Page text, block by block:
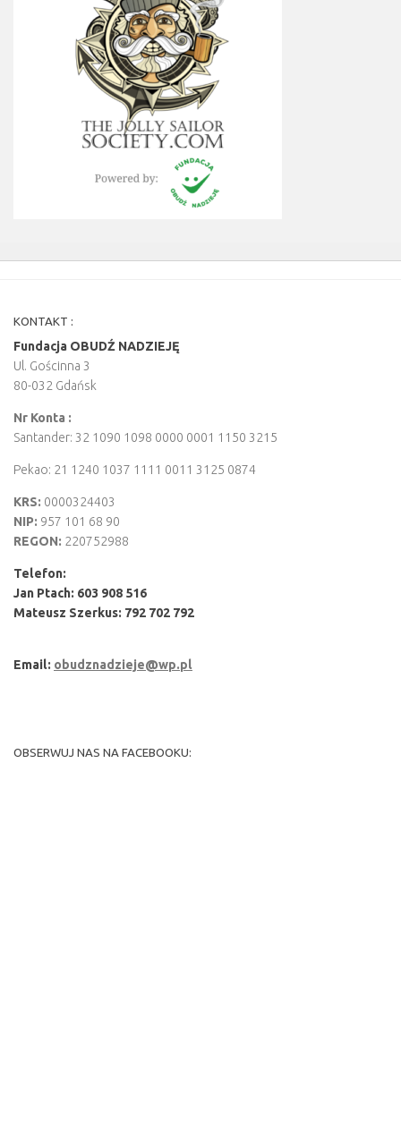
KONTAKT :
Fundacja OBUDŹ NADZIEJĘ
Ul. Gościnna 3
80-032 Gdańsk
Nr Konta :
Santander: 32 1090 1098 0000 0001 1150 3215
Pekao: 21 1240 1037 1111 0011 3125 0874
KRS: 0000324403
NIP: 957 101 68 90
REGON: 220752988
Telefon:
Jan Ptach: 603 908 516
Mateusz Szerkus: 792 702 792
Email: obudznadzieje@wp.pl
OBSERWUJ NAS NA FACEBOOKU: